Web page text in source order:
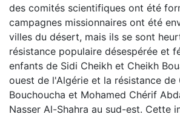
des comités scientifiques ont été
campagnes missionnaires ont été
villes du désert, mais ils se sont
résistance populaire désespérée et
enfants de Sidi Cheikh et Cheikh
ouest de l'Algérie et la résistance de
Bouchoucha et Mohamed Chérif
Nasser Al-Shahra au sud-est. Cette